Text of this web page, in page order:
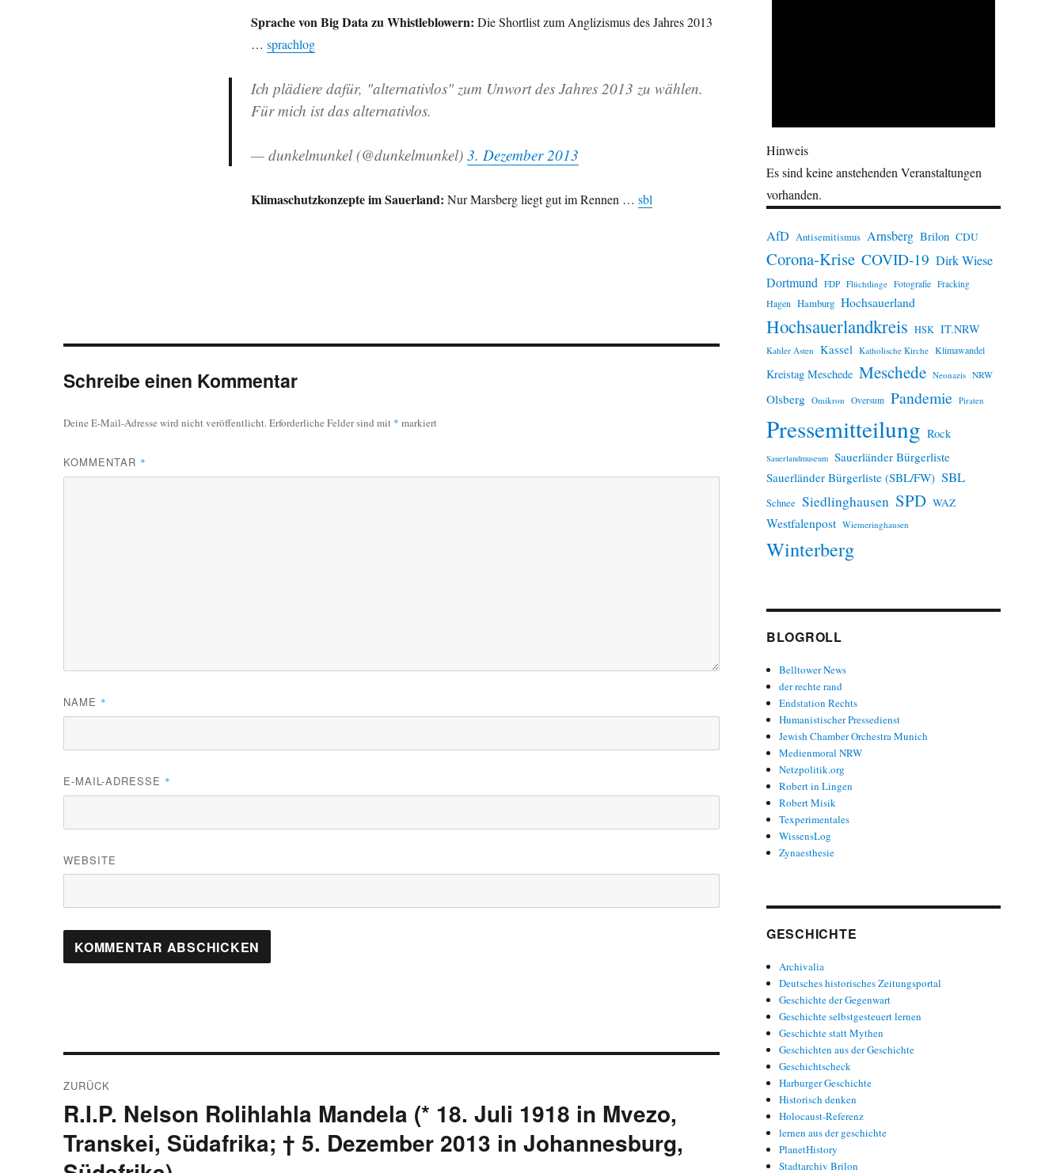
Sprache von Big Data zu Whistleblowern: Die Shortlist zum Anglizismus des Jahres 2013
… sprachlog
Ich plädiere dafür, "alternativlos" zum Unwort des Jahres 2013 zu wählen.
Für mich ist das alternativlos.
— dunkelmunkel (@dunkelmunkel) 3. Dezember 2013
Klimaschutzkonzepte im Sauerland: Nur Marsberg liegt gut im Rennen … sbl
Schreibe einen Kommentar
Deine E-Mail-Adresse wird nicht veröffentlicht.Erforderliche Felder sind mit * markiert
KOMMENTAR *
NAME *
E-MAIL-ADRESSE *
WEBSITE
ZURÜCK
Vorheriger
Beitrag:
R.I.P. Nelson Rolihlahla Mandela (* 18. Juli 1918 in Mvezo,
Transkei, Südafrika; † 5. Dezember 2013 in Johannesburg,
Hinweis
Es sind keine anstehenden Veranstaltungen
vorhanden.
AfD Antisemitismus Arnsberg Brilon CDU
Corona-Krise COVID-19 Dirk Wiese
Dortmund FDP Flüchtlinge Fotografie Fracking
Hagen Hamburg Hochsauerland
Hochsauerlandkreis HSK IT.NRW
Kahler Asten Kassel Katholische Kirche Klimawandel
Kreistag Meschede Meschede Neonazis NRW
Olsberg Omikron Oversum Pandemie Piraten
Pressemitteilung Rock
Sauerlandmuseum Sauerländer Bürgerliste
Sauerländer Bürgerliste (SBL/FW) SBL
Schnee Siedlinghausen SPD WAZ
Westfalenpost Wiemeringhausen
Winterberg
BLOGROLL
Belltower News
der rechte rand
Endstation Rechts
Humanistischer Pressedienst
Jewish Chamber Orchestra Munich
Medienmoral NRW
Netzpolitik.org
Robert in Lingen
Robert Misik
Texperimentales
WissensLog
Zynaesthesie
GESCHICHTE
Archivalia
Deutsches historisches Zeitungsportal
Geschichte der Gegenwart
Geschichte selbstgesteuert lernen
Geschichte statt Mythen
Geschichten aus der Geschichte
Geschichtscheck
Harburger Geschichte
Historisch denken
Holocaust-Referenz
lernen aus der geschichte
PlanetHistory
Stadtarchiv Brilon